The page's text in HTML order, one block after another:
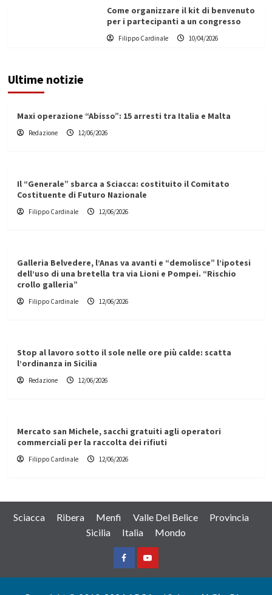
Come organizzare il kit di benvenuto
per i partecipanti a un congresso
Filippo Cardinale 10/04/2026
Ultime notizie
Maxi operazione “Abisso”: 15 arresti tra Italia e Malta
Redazione 12/06/2026
Il “Generale” sbarca a Sciacca: costituito il Comitato
Costituente di Futuro Nazionale
Filippo Cardinale 12/06/2026
Galleria Belvedere, l’Anas va avanti e “demolisce” l’ipotesi
dell’uso di una bretella tra via Lioni e Pompei. “Rischio
crollo galleria”
Filippo Cardinale 12/06/2026
Stop al lavoro sotto il sole nelle ore più calde: scatta
l’ordinanza in Sicilia
Redazione 12/06/2026
Mercato san Michele, sacchi gratuiti agli operatori
commerciali per la raccolta dei rifiuti
Filippo Cardinale 12/06/2026
Sciacca Ribera Menfi Valle Del Belice
Provincia
Sicilia
Italia Mondo
FacebookYountube